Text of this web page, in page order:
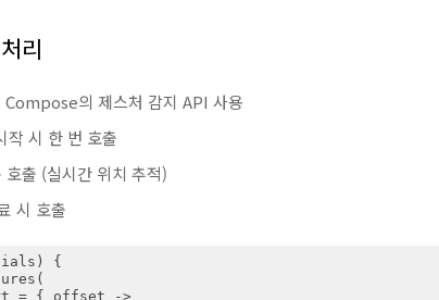
리
의 제스처 감지 API 사용
시 한 번 호출
출 (실시간 위치 추적)
시 호출
{